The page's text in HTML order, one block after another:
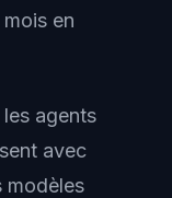
en
les agents
avec
modèles